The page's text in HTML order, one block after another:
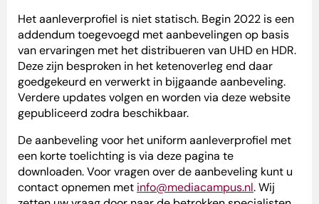
Het aanleverprofiel is niet statisch. Begin 2022 is een
addendum toegevoegd met aanbevelingen op basis
van ervaringen met het distribueren van UHD en HDR.
Deze zijn besproken in het ketenoverleg end daar
goedgekeurd en verwerkt in bijgaande aanbeveling.
Verdere updates volgen en worden via deze website
gepubliceerd zodra beschikbaar.
De aanbeveling voor het uniform aanleverprofiel met
een korte toelichting is via deze pagina te
downloaden. Voor vragen over de aanbeveling kunt u
contact opnemen met info@mediacampus.nl. Wij